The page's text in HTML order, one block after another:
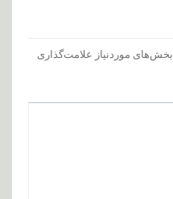
بخش‌های موردنیاز علامت‌گذاری